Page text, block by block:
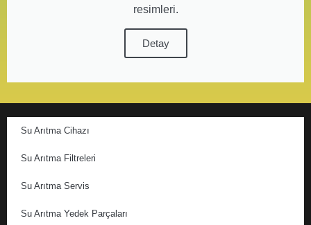
resimleri.
Detay
Su Arıtma Cihazı
Su Arıtma Filtreleri
Su Arıtma Servis
Su Arıtma Yedek Parçaları